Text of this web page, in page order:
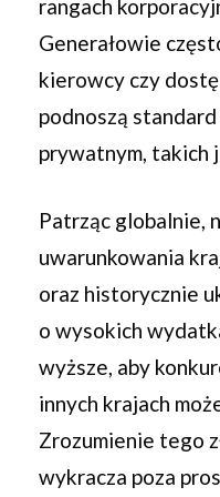
rangach
Generałowie
kierowcy czy
podnoszą
prywatnym, takich
Patrząc globalnie,
uwarunkowania
oraz historycznie
o wysokich
wyższe, aby
innych krajach
Zrozumienie tego
wykracza poza